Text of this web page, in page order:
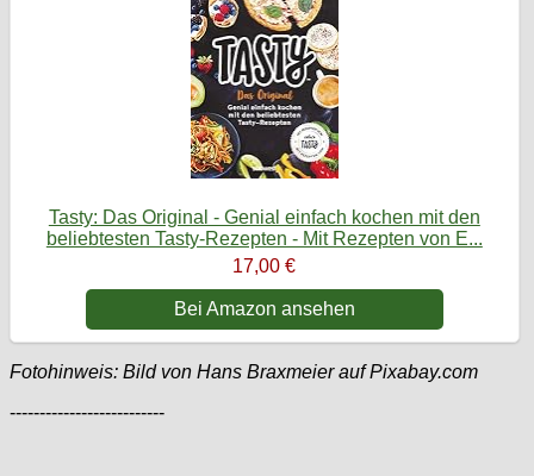
Tasty: Das Original - Genial einfach kochen mit den
beliebtesten Tasty-Rezepten - Mit Rezepten von E...
17,00 €
Bei Amazon ansehen
Fotohinweis: Bild von Hans Braxmeier auf Pixabay.com
--------------------------